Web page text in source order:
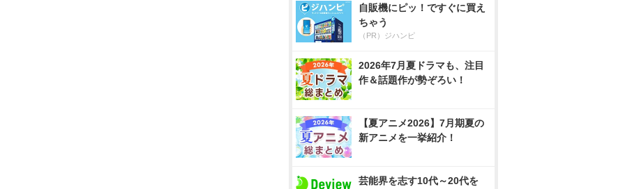
自販機にピッ！ですぐに買え
ちゃう
（PR）ジハンピ
2026年7月夏ドラマも、注目
作＆話題作が勢ぞろい！
【夏アニメ2026】7月期夏の
新アニメを一挙紹介！
芸能界を志す10代～20代を